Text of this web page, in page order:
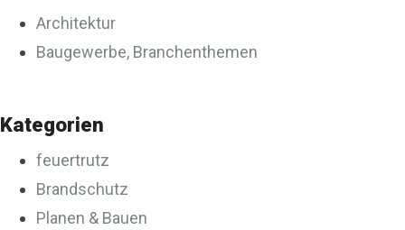
Architektur
Baugewerbe, Branchenthemen
Kategorien
feuertrutz
Brandschutz
Planen & Bauen